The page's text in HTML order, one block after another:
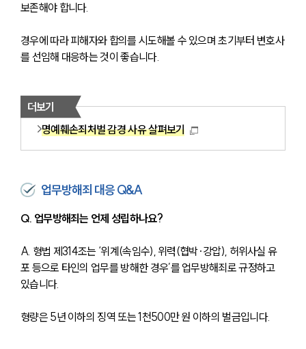
보존해야 합니다.
경우에 따라 피해자와 합의를 시도해볼 수 있으며 초기부터 변호사
를 선임해 대응하는 것이 좋습니다.
더보기
명예훼손죄처벌 감경 사유 살펴보기
업무방해죄 대응 Q&A
Q. 업무방해죄는 언제 성립하나요?
A. 형법 제314조는 ‘위계(속임수), 위력(협박·강압), 허위사실 유
포 등으로 타인의 업무를 방해한 경우’를 업무방해죄로 규정하고
있습니다.
형량은 5년 이하의 징역 또는 1천500만 원 이하의 벌금입니다.